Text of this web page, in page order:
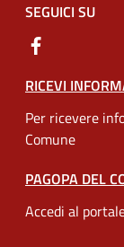
SEGUICI SU
RICEVI
Per ricevere
Comune
PAGOPA DEL
Accedi al